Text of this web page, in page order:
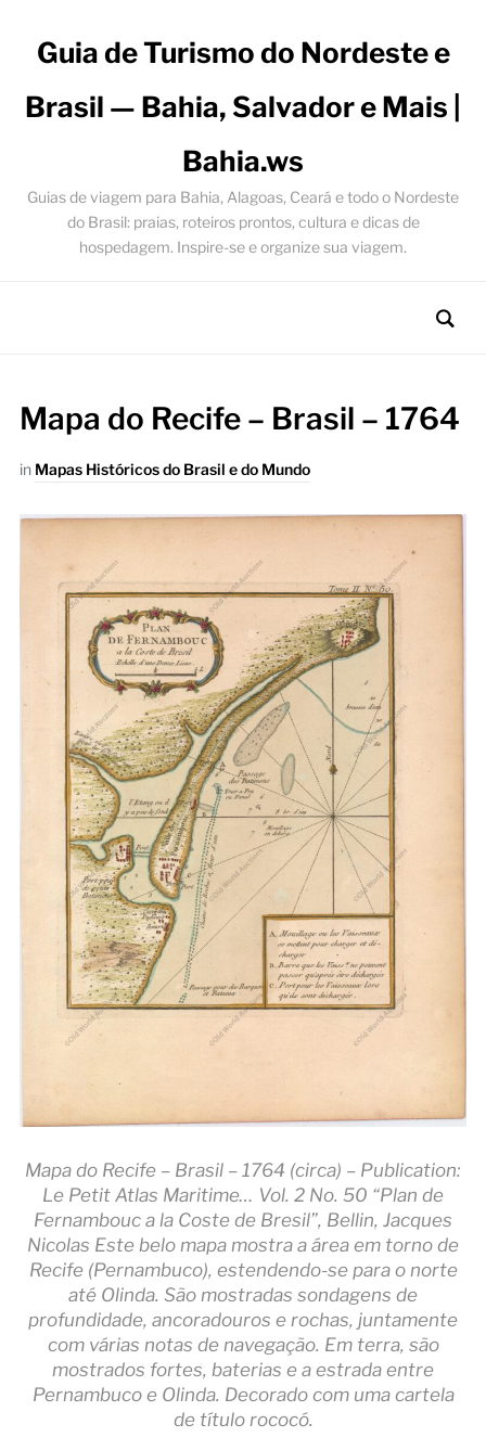
Guia de Turismo do Nordeste e
Brasil — Bahia, Salvador e Mais |
Bahia.ws
Guias de viagem para Bahia, Alagoas, Ceará e todo o Nordeste
do Brasil: praias, roteiros prontos, cultura e dicas de
hospedagem. Inspire-se e organize sua viagem.
Mapa do Recife – Brasil – 1764
in Mapas Históricos do Brasil e do Mundo
Mapa do Recife – Brasil – 1764 (circa) – Publication:
Le Petit Atlas Maritime… Vol. 2 No. 50 “Plan de
Fernambouc a la Coste de Bresil”, Bellin, Jacques
Nicolas Este belo mapa mostra a área em torno de
Recife (Pernambuco), estendendo-se para o norte
até Olinda. São mostradas sondagens de
profundidade, ancoradouros e rochas, juntamente
com várias notas de navegação. Em terra, são
mostrados fortes, baterias e a estrada entre
Pernambuco e Olinda. Decorado com uma cartela
de título rococó.